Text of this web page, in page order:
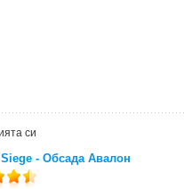
си
- Обсада Авалон